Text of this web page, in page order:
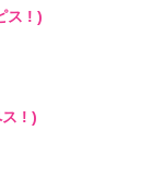
ス ! )
! )